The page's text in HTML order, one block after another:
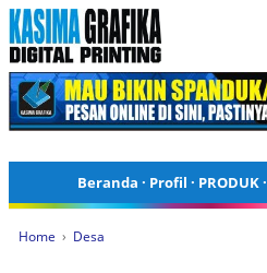
Beranda · Profil · PRODUK·
Home › Desa